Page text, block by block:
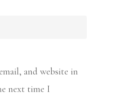
and website in
next time I